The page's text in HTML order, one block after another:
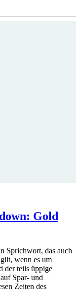
Gold
Sprichwort, das auch
wenn es um
der teils üppige
Spar- und
Zeiten des